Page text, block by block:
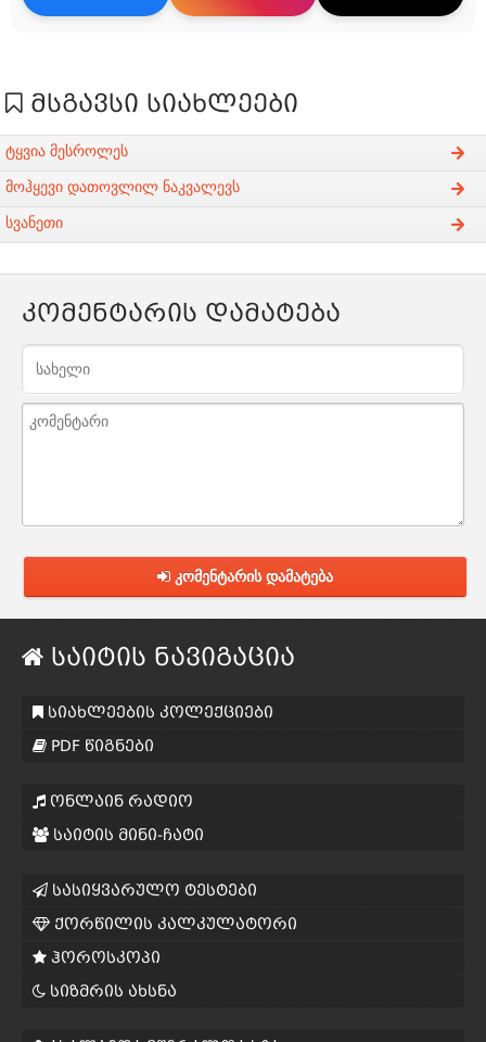
მსგავსი სიახლეები
ტყვია მესროლეს
მოჰყევი დათოვლილ ნაკვალევს
სვანეთი
კომენტარის დამატება
კომენტარის დამატება
საიტის ნავიგაცია
სიახლეების კოლექციები
PDF წიგნები
ონლაინ რადიო
საიტის მინი-ჩატი
სასიყვარულო ტესტები
ქორწილის კალკულატორი
ჰოროსკოპი
სიზმრის ახსნა